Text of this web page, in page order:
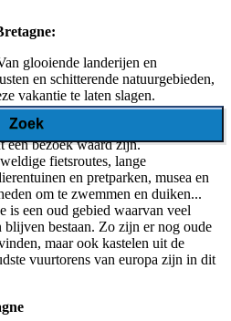
glooiende landerijen en
en schitterende natuurgebieden,
vakantie te laten slagen.
zijn verschillende kastelen, oude
en schattige, slaperige
een bezoek waard zijn.
fietsroutes, lange
en pretparken, musea en
om te zwemmen en duiken...
is een oud gebied waarvan veel
bestaan. Zo zijn er nog oude
maar ook kastelen uit de
vuurtorens van europa zijn in dit
Zoek